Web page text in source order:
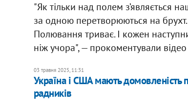
"Як тільки над полем з’являється
за одною перетворюються на
Полювання триває. І кожен
ніж учора", — прокоментували відео
03 травня 2025, 11:31
Україна і США мають домовленість
радників